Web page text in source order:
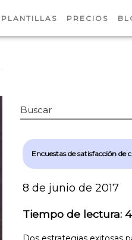
PLANTILLAS PRECIOS
Buscar
Encuestas de satisfacción de
8 de junio de 2017
Tiempo de lectura: